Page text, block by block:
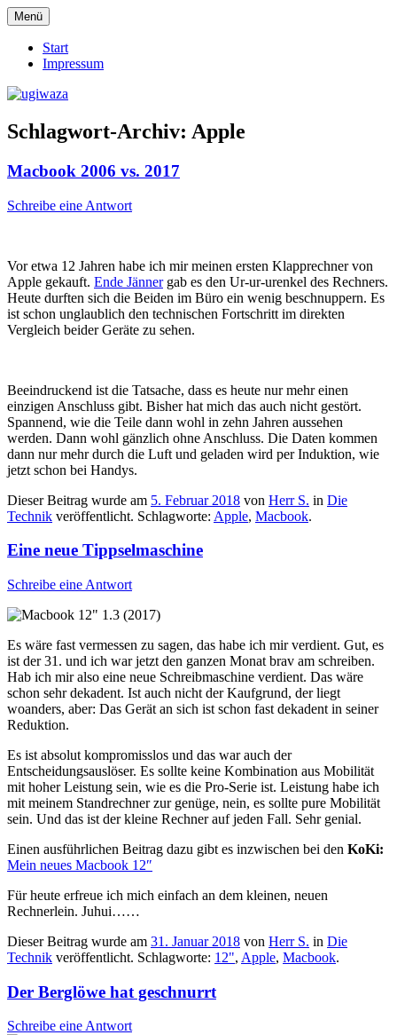
Zum
Inhalt
springen
ugiwaza
Menü
Start
Impressum
Schlagwort-Archiv: Apple
Macbook 2006 vs. 2017
Schreibe eine Antwort
Vor etwa 12 Jahren habe ich mir meinen ersten Klapprechner von
Apple gekauft. Ende Jännergab es den Ur-ur-urenkel des Rechners.
Heute durften sich die Beiden im Büro ein wenig beschnuppern. Es
ist schon unglaublich den technischen Fortschritt im direkten
Vergleich beider Geräte zu sehen.
Beeindruckend ist die Tatsache, dass es heute nur mehr einen
einzigen Anschluss gibt. Bisher hat mich das auch nicht gestört.
Spannend, wie die Teile dann wohl in zehn Jahren aussehen
werden. Dann wohl gänzlich ohne Anschluss. Die Daten kommen
dann nur mehr durch die Luft und geladen wird per Induktion, wie
jetzt schon bei Handys.
Dieser Beitrag wurde am 5. Februar 2018 von Herr S. in Die
Technik veröffentlicht. Schlagworte: Apple, Macbook.
Eine neue Tippselmaschine
Schreibe eine Antwort
Es wäre fast vermessen zu sagen, das habe ich mir verdient. Gut, es
ist der 31. und ich war jetzt den ganzen Monat brav am schreiben.
Hab ich mir also eine neue Schreibmaschine verdient. Das wäre
schon sehr dekadent. Ist auch nicht der Kaufgrund, der liegt
woanders, aber: Das Gerät an sich ist schon fast dekadent in seiner
Reduktion.
Es ist absolut kompromisslos und das war auch der
Entscheidungsauslöser. Es sollte keine Kombination aus Mobilität
mit hoher Leistung sein, wie es die Pro-Serie ist. Leistung habe ich
mit meinem Standrechner zur genüge, nein, es sollte pure Mobilität
sein. Und das ist der kleine Rechner auf jeden Fall. Sehr genial.
Einen ausführlichen Beitrag dazu gibt es inzwischen bei den KoKi:
Mein neues Macbook 12″
Für heute erfreue ich mich einfach an dem kleinen, neuen
Rechnerlein. Juhui……
Dieser Beitrag wurde am 31. Januar 2018 von Herr S. in Die
Technik veröffentlicht. Schlagworte: 12", Apple, Macbook.
Der Berglöwe hat geschnurrt
Schreibe eine Antwort